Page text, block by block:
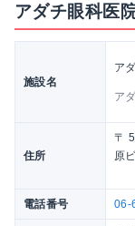
アダチ眼科医
施設名
ア
ア
住所
〒
原
電話番号 06-